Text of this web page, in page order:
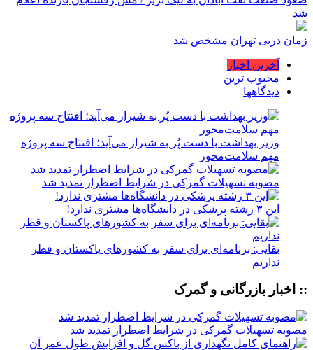
شد
زمان دربی تهران مشخص شد
آخرین اخبار
محبوب ترین
دیدگاهها
وزیر بهداشت با دست پُر به شیراز می‌آید؛ افتتاح سه پروژه
مهم سلامت‌محور
مصوبه تسهیلات گمرکی در شرایط اضطرار تمدید شد
این ۳ رشته پزشکی در دانشگاه‌ها مشتری ندارد!
بقایی: برنامه‌ای برای سفر به کشورهای پاکستان و قطر
نداریم
:: اخبار بازرگانی و گمرک
مصوبه تسهیلات گمرکی در شرایط اضطرار تمدید شد